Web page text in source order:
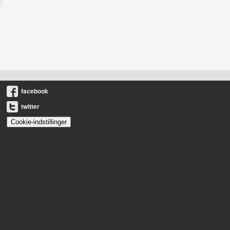
facebook
twitter
Cookie-indstillinger